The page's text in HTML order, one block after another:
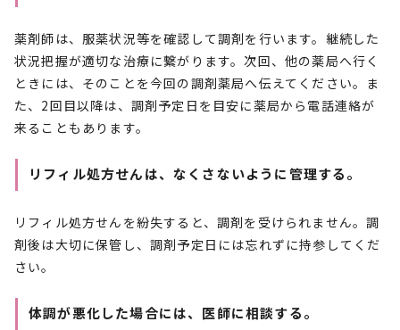
薬剤師は、服薬状況等を確認して調剤を行います。継続した
状況把握が適切な治療に繋がります。次回、他の薬局へ行く
ときには、そのことを今回の調剤薬局へ伝えてください。ま
た、2回目以降は、調剤予定日を目安に薬局から電話連絡が
来ることもあります。
リフィル処方せんは、なくさないように管理する。
リフィル処方せんを紛失すると、調剤を受けられません。調
剤後は大切に保管し、調剤予定日には忘れずに持参してくだ
さい。
体調が悪化した場合には、医師に相談する。